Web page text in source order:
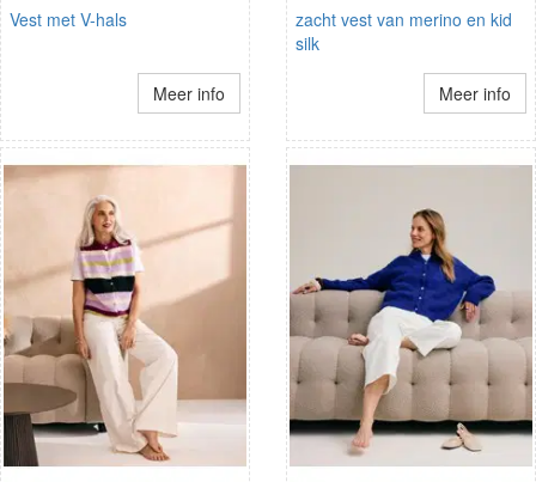
Vest met V-hals
Meer info
zacht vest van merino en kid
silk
Meer info